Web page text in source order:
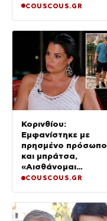
COUSCOUS.GR
Κορινθίου:
Εμφανίστηκε με
πρησμένο πρόσωπο
και μπράτσα,
«Αισθάνομαι
μπουχτισμένη»
COUSCOUS.GR